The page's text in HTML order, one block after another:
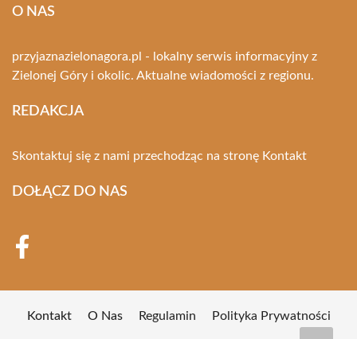
O NAS
przyjaznazielonagora.pl - lokalny serwis informacyjny z
Zielonej Góry i okolic. Aktualne wiadomości z regionu.
REDAKCJA
Skontaktuj się z nami przechodząc na stronę Kontakt
DOŁĄCZ DO NAS
Kontakt O Nas Regulamin Polityka Prywatności